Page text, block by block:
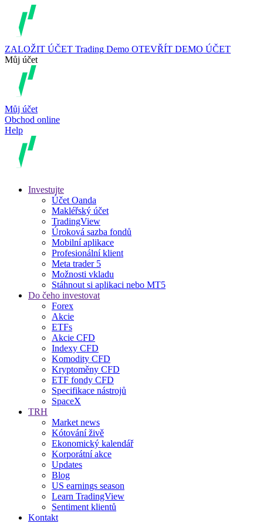
ZALOŽIT ÚČET Trading Demo OTEVŘÍT DEMO ÚČET
Můj účet
Můj účet
Obchod online
Help
Investujte
Účet Oanda
Makléřský účet
TradingView
Úroková sazba fondů
Mobilní aplikace
Profesionální klient
Meta trader 5
Možnosti vkladu
Stáhnout si aplikaci nebo MT5
Do čeho investovat
Forex
Akcie
ETFs
Akcie CFD
Indexy CFD
Komodity CFD
Kryptoměny CFD
ETF fondy CFD
Specifikace nástrojů
SpaceX
TRH
Market news
Kótování živě
Ekonomický kalendář
Korporátní akce
Updates
Blog
US earnings season
Learn TradingView
Sentiment klientů
Kontakt